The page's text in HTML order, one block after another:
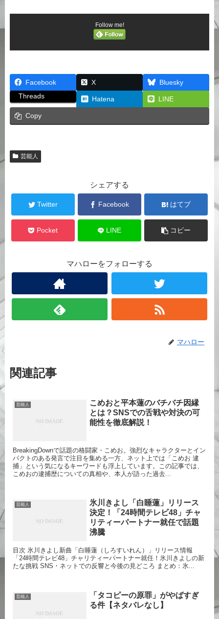
Follow me!
Facebook X
Bluesky
Threads
Hatena LINE
Copy
芸能人
シェアする
Twitter Facebook はてブ
Pocket LINE コピー
マハローをフォローする
マハロー
関連記事
芸能人
こめおと平本蓮のバチバチ因縁
とは？SNSでの舌戦や対決の可
能性を徹底解説！
BreakingDownで話題の格闘家・こめお。強烈なキャラクターとイン
パクトのある発言で注目を集める一方、ネット上では「こめお 逮
捕」という気になるキーワードも浮上しています。この記事では、
こめおの逮捕歴についての真相や、本人が語った過去...
芸能人
氷川きよし「白睡蓮」リリース
決定！「24時間テレビ48」チャ
リティーパートナー就任で話題
沸騰
目次 氷川きよし新曲「白睡蓮（しろすいれん）」リリース情報
「24時間テレビ48」チャリティーパートナー就任！氷川きよしの新
たな挑戦 SNS・ネットでの反響と今後の見どころ まとめ：氷...
芸能人
「タコピーの原罪」がやばすぎ
る件【ネタバレなし】